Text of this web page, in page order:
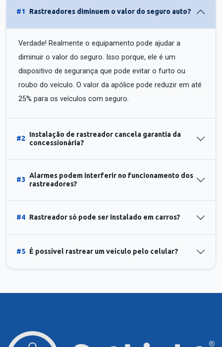
#1 Rastreadores diminuem o valor do seguro auto?
Verdade! Realmente o equipamento pode ajudar a
diminuir o valor do seguro. Isso porque, ele é um
dispositivo de segurança que pode evitar o furto ou
roubo do veículo. O valor da apólice pode reduzir em até
25% para os veículos com seguro.
#2
Instalação de rastreador cancela garantia da
concessionária?
#3
Alarmes podem interferir no funcionamento dos
rastreadores?
#4 Rastreador só pode ser instalado em carros?
#5 É possível rastrear um veículo pelo celular?